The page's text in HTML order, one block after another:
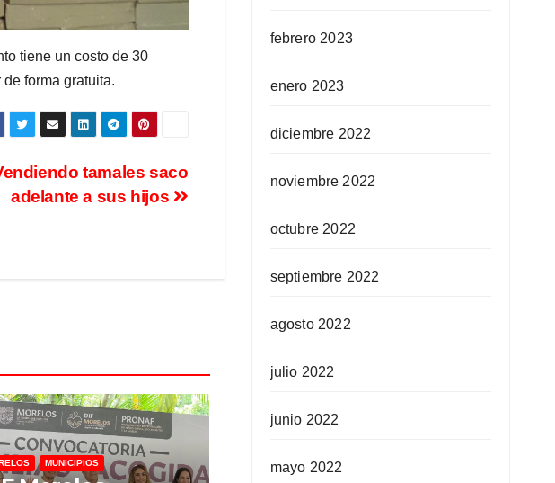
tiene un costo de 30
forma gratuita.
tamales saco
adelante a sus hijos
MUNICIPIOS
febrero 2023
enero 2023
diciembre 2022
noviembre 2022
octubre 2022
septiembre 2022
agosto 2022
julio 2022
junio 2022
mayo 2022